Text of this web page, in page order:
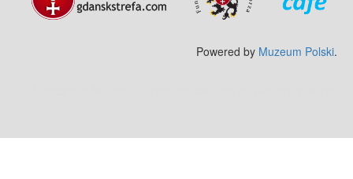
Powered by Muzeum Polski.